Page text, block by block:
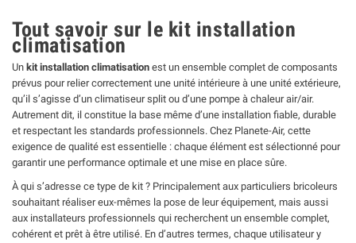
Tout savoir sur le kit installation
climatisation
Un kit installation climatisation est un ensemble complet de composants
prévus pour relier correctement une unité intérieure à une unité extérieure,
qu’il s’agisse d’un climatiseur split ou d’une pompe à chaleur air/air.
Autrement dit, il constitue la base même d’une installation fiable, durable
et respectant les standards professionnels. Chez Planete-Air, cette
exigence de qualité est essentielle : chaque élément est sélectionné pour
garantir une performance optimale et une mise en place sûre.
À qui s’adresse ce type de kit ? Principalement aux particuliers bricoleurs
souhaitant réaliser eux-mêmes la pose de leur équipement, mais aussi
aux installateurs professionnels qui recherchent un ensemble complet,
cohérent et prêt à être utilisé. En d’autres termes, chaque utilisateur y